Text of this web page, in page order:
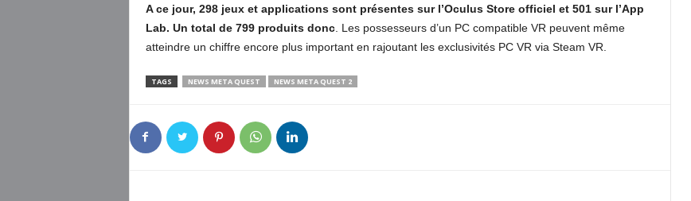
A ce jour, 298 jeux et applications sont présentes sur l’Oculus Store officiel et 501 sur l’App
Lab. Un total de 799 produits donc. Les possesseurs d’un PC compatible VR peuvent même
atteindre un chiffre encore plus important en rajoutant les exclusivités PC VR via Steam VR.
TAGS NEWS META QUEST NEWS META QUEST 2